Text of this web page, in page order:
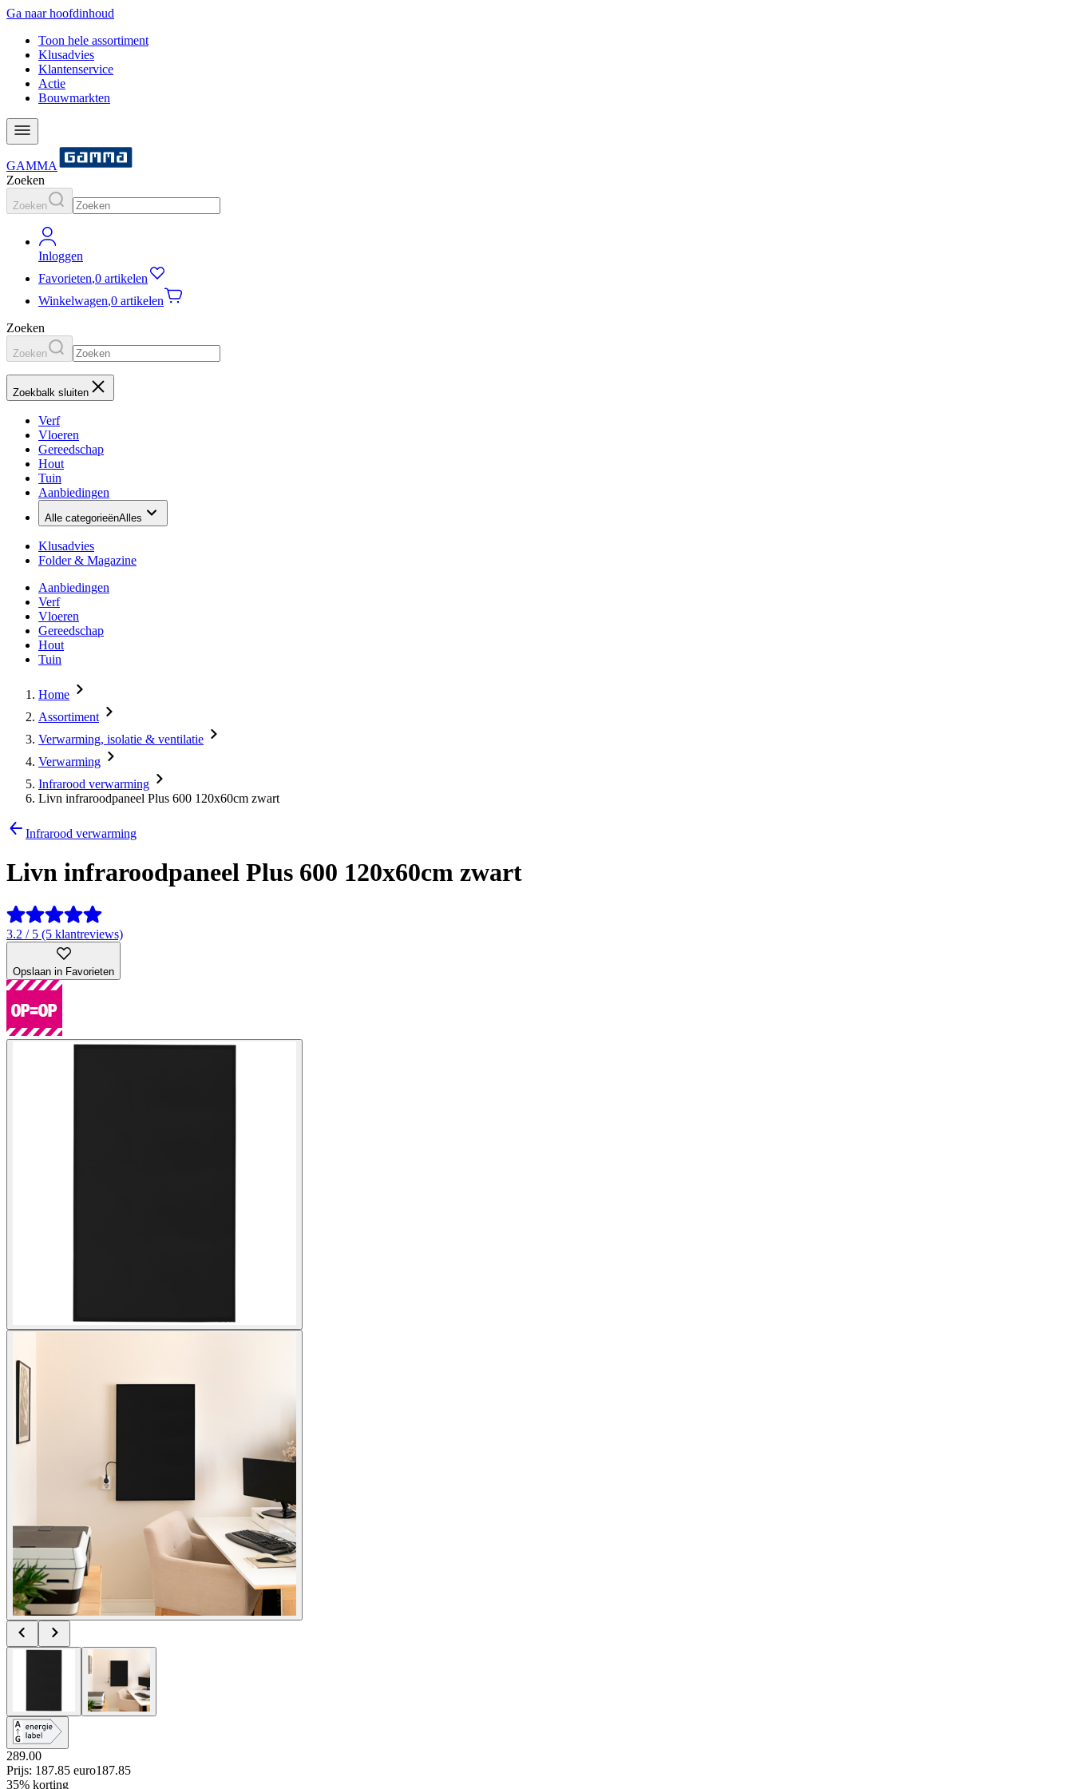
Ga naar hoofdinhoud
Toon hele assortiment
Klusadvies
Klantenservice
Actie
Bouwmarkten
GAMMA
Zoeken
Zoeken
Inloggen
Favorieten,0 artikelen
Winkelwagen,0 artikelen
Zoeken
Zoeken
Zoekbalk sluiten
Verf
Vloeren
Gereedschap
Hout
Tuin
Aanbiedingen
Alle categorieënAlles
Klusadvies
Folder & Magazine
Aanbiedingen
Verf
Vloeren
Gereedschap
Hout
Tuin
Home
Assortiment
Verwarming, isolatie & ventilatie
Verwarming
Infrarood verwarming
Livn infraroodpaneel Plus 600 120x60cm zwart
Infrarood verwarming
Livn infraroodpaneel Plus 600 120x60cm zwart
3.2 / 5 (5 klantreviews)
Opslaan in Favorieten
289.00
Prijs: 187.85 euro187.85
35% korting